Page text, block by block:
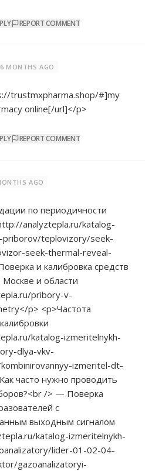
REPORT COMMENT
6 MONTHS AGO
trustmxpharma.shop/#]my
online[/url]</p>
REPORT COMMENT
AGO
по периодичности
analyztepla.ru/katalog-
priborov/teplovizory/seek-
seek-thermal-reveal-
и калибровка средств
и области
pribory-v-
p> <p>Частота
katalog-izmeritelnykh-
dlya-vkv-
izmeritel-dt-
часто нужно проводить
/> — Поверка
с
выходным сигналом
katalog-izmeritelnykh-
lider-01-02-04-
gazoanalizatoryi-